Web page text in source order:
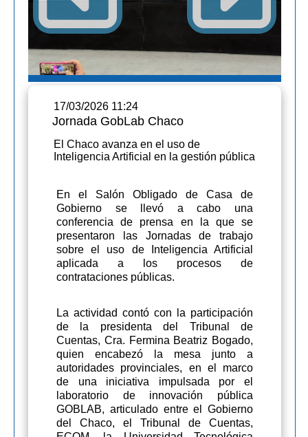
17/03/2026 11:24
Jornada GobLab Chaco
El Chaco avanza en el uso de
Inteligencia Artificial en la gestión pública
En el Salón Obligado de Casa de
Gobierno se llevó a cabo una
conferencia de prensa en la que se
presentaron las Jornadas de trabajo
sobre el uso de Inteligencia Artificial
aplicada a los procesos de
contrataciones públicas.
La actividad contó con la participación
de la presidenta del Tribunal de
Cuentas, Cra. Fermina Beatriz Bogado,
quien encabezó la mesa junto a
autoridades provinciales, en el marco
de una iniciativa impulsada por el
laboratorio de innovación pública
GOBLAB, articulado entre el Gobierno
del Chaco, el Tribunal de Cuentas,